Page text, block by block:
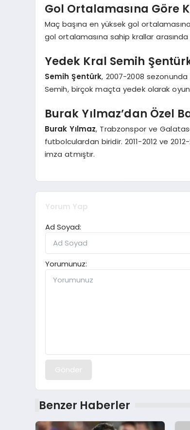
Gol Ortalamasına Göre
Maç başına en yüksek gol
gol ortalamasına sahip krallar
Yedek Kral Semih
Semih Şentürk, 2007-2008
Semih, birçok maçta yedek olarak
Burak Yılmaz’dan Özel
Burak Yılmaz, Trabzonspor ve
futbolculardan biridir. 2011-2012 ve
imza atmıştır.
Yorum Yap
Ad Soyad:
Yorumunuz:
Gönder
Benzer Haberler